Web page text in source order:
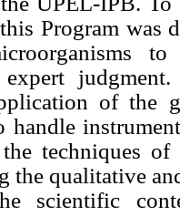
Program was
of the
handle
techniques of
the qualitative
scientific